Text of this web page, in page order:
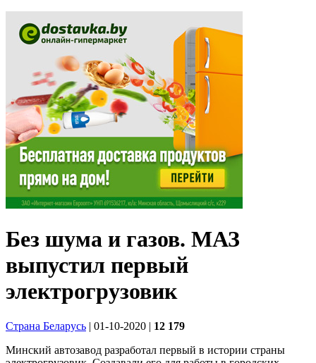
Без шума и газов. МАЗ
выпустил первый
электрогрузовик
Страна Беларусь | 01-10-2020 | 12 179
Минский автозавод разработал первый в истории страны